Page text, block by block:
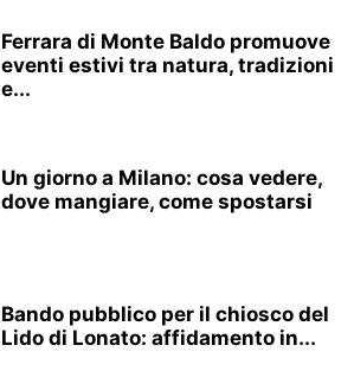
Ferrara di Monte Baldo promuove
eventi estivi tra natura, tradizioni
e...
Un giorno a Milano: cosa vedere,
dove mangiare, come spostarsi
Bando pubblico per il chiosco del
Lido di Lonato: affidamento in...